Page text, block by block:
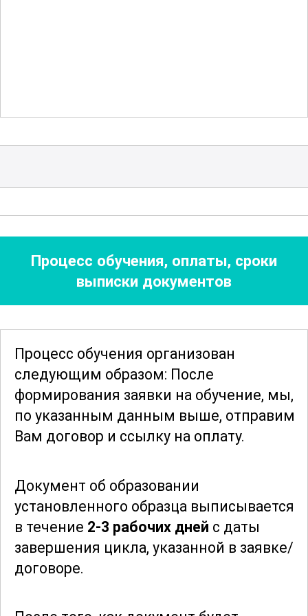
безопасных условий труда. Особое
Важной частью курса является
экономический аспект работы. Вы
поймете, как правильно рассчитывать
себестоимость продукции, управлять
производственные процессы. Это
позволяет не только повысить свою
квалификацию, но и открыть
перспективы для карьерного роста.
Курс предоставляет комплексные
успешной работы в сфере
плит и топливных материалов.
Независимо от вашего уровня
подготовки, вы сможете качественно
улучшить свои профессиональные
Процесс обучения, оплаты, сроки
выписки документов
Процесс обучения организован
следующим образом: После
формирования заявки на обучение, мы,
по указанным данным выше, отправим
Вам договор и ссылку на оплату.
Документ об образовании
установленного образца выписывается
в течение 2-3 рабочих дней с даты
завершения цикла, указанной в заявке/
договоре.